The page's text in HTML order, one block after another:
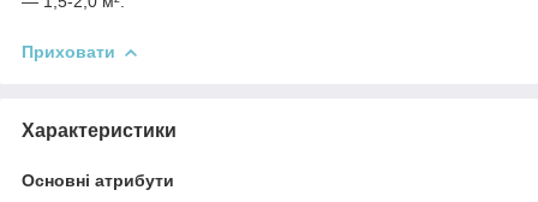
Приховати
Характеристики
Основні атрибути